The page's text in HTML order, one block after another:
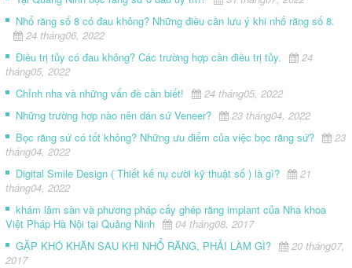
Nhổ răng số 8 có đau không? Những điều cần lưu ý khi nhổ răng số 8.
24 tháng06, 2022
Điều trị tủy có đau không? Các trường hợp cần điều trị tủy.
24
tháng05, 2022
Chỉnh nha và những vấn đề cần biết!
24 tháng05, 2022
Những trường hợp nào nên dán sứ Veneer?
23 tháng04, 2022
Bọc răng sứ có tốt không? Những ưu điểm của việc bọc răng sứ?
23
tháng04, 2022
Digital Smile Design ( Thiết kế nụ cười kỹ thuật số ) là gì?
21
tháng04, 2022
khám lâm sàn và phương pháp cấy ghép răng implant của Nha khoa
Việt Pháp Hà Nội tại Quảng Ninh
04 tháng08, 2017
GẶP KHÓ KHĂN SAU KHI NHỔ RĂNG, PHẢI LÀM GÌ?
20 tháng07,
2017